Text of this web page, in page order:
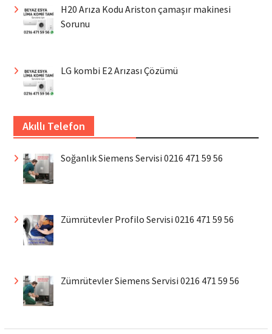
H20 Arıza Kodu Ariston çamaşır makinesi
Sorunu
LG kombi E2 Arızası Çözümü
Akıllı Telefon
Soğanlık Siemens Servisi 0216 471 59 56
Zümrütevler Profilo Servisi 0216 471 59 56
Zümrütevler Siemens Servisi 0216 471 59 56